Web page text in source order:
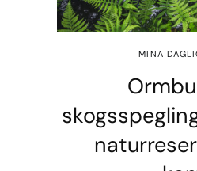
MINA